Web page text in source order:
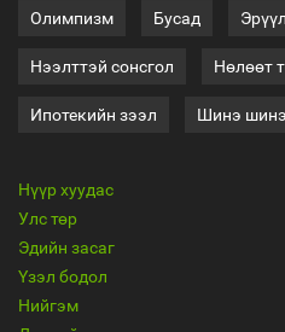
Олимпизм
Бусад
Нээлттэй сонсгол Нөлөөт
Ипотекийн зээл Шинэ шинэ
Нүүр хуудас
Улс төр
Эдийн засаг
Үзэл бодол
Нийгэм